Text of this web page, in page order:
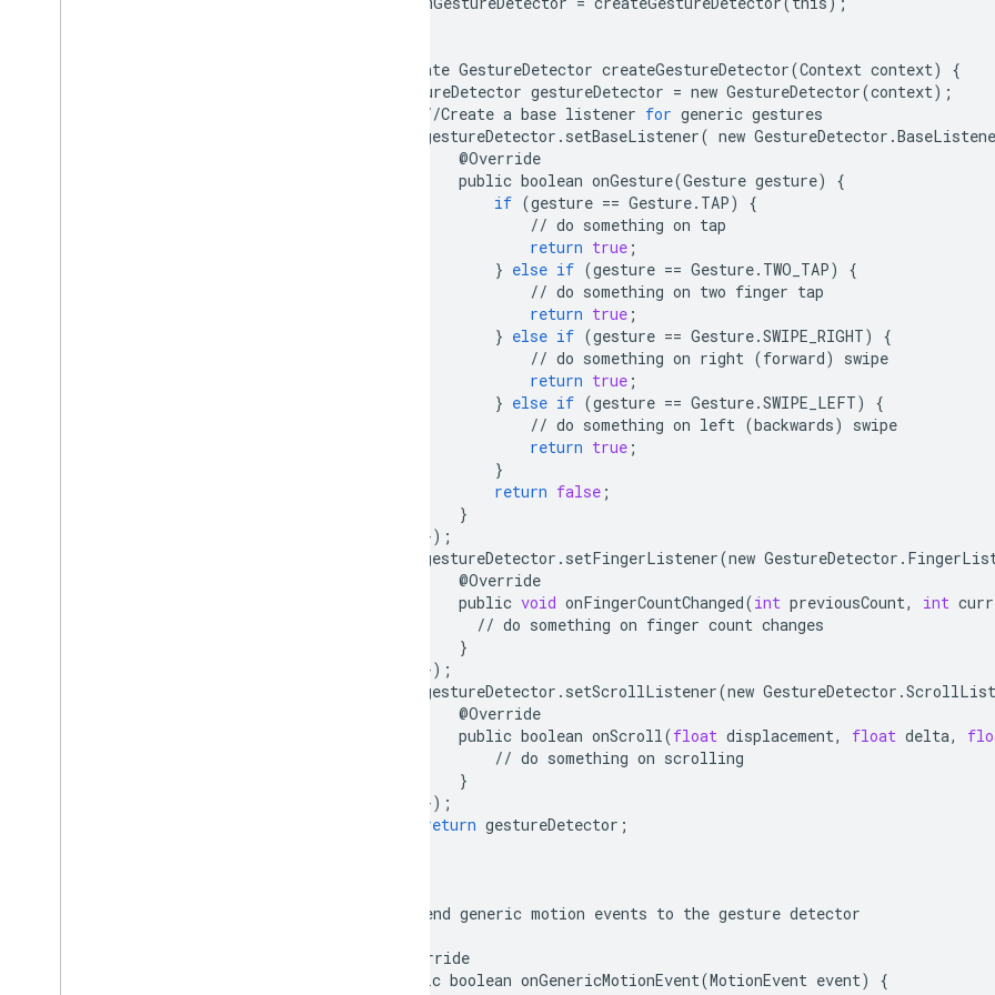
private GestureDetector createGestureDetector(Context context)
{
GestureDetector gestureDetector = new GestureDetector(context);
//Create a base listener for generic gestures
gestureDetector . setBaseListener( new GestureDetector .
@Override
public boolean onGesture(Gesture gesture)
{
if (gesture == Gesture. TAP)
{
// do something on tap
return true ;
} else if (gesture == Gesture. TWO_TAP)
{
// do something on two finger tap
return true ;
} else if (gesture == Gesture.SWIPE_RIGHT)
{
// do something on right (forward)
swipe
return true ;
} else if (gesture == Gesture.SWIPE_LEFT)
{
// do something on left (backwards)
swipe
return true ;
}
return false ;
}
});
gestureDetector . setFingerListener(new GestureDetector .
@Override
public void onFingerCountChanged(int previousCount, int
// do something on finger count changes
}
});
gestureDetector . setScrollListener(new GestureDetector .
@Override
public boolean onScroll(float displacement, float delta,
// do something on scrolling
}
});
return gestureDetector ;
Send generic motion events to the gesture detector
Override
public boolean onGenericMotionEvent(MotionEvent event)
{